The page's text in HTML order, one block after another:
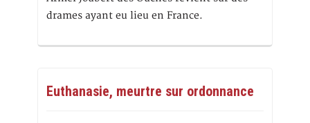
drames ayant eu lieu en France.
Euthanasie, meurtre sur ordonnance